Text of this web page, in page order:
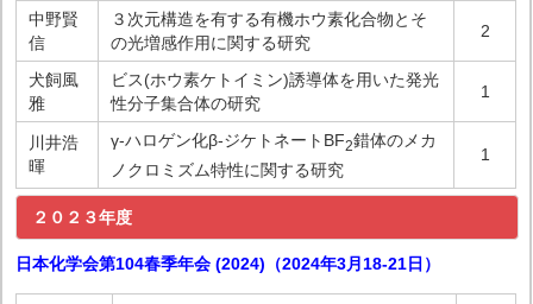
中野賢
信
３次元構造を有する有機ホウ素化合物とそ
の光増感作用に関する研究
2
犬飼風
雅
ビス(ホウ素ケトイミン)誘導体を用いた発光
性分子集合体の研究
1
川井浩
暉
γ-ハロゲン化β-ジケトネートBF2錯体のメカ
ノクロミズム特性に関する研究
1
２０２３年度
日本化学会第104春季年会 (2024)（2024年3月18-21日）